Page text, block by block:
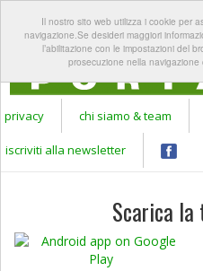
Il nostro sito web utilizza i cookie per
navigazione.Se desideri maggiori
l’abilitazione con le impostazioni del
prosecuzione nella
privacy chi siamo & team
iscriviti alla newsletter
Scarica